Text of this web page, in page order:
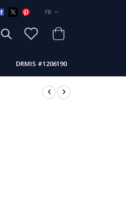
LANGUE
FR
DRMIS #1206190